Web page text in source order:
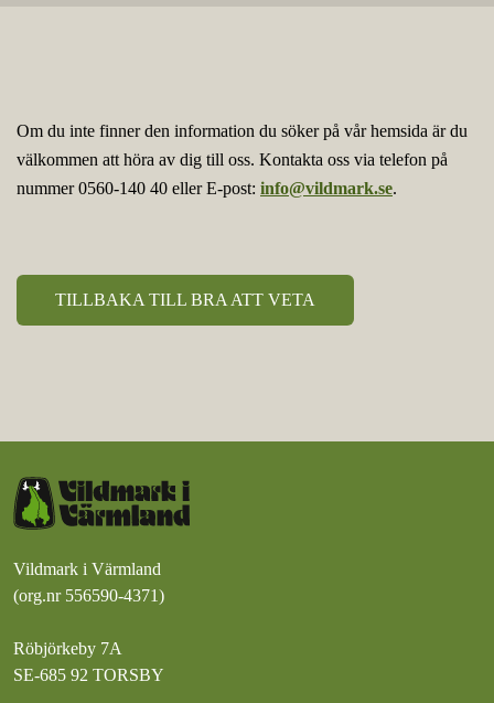
Om du inte finner den information du söker på vår hemsida är du
välkommen att höra av dig till oss. Kontakta oss via telefon på
nummer 0560-140 40 eller E-post: info@vildmark.se.
TILLBAKA TILL BRA ATT VETA
Vildmark i Värmland
(org.nr 556590-4371)
Röbjörkeby 7A
SE-685 92 TORSBY